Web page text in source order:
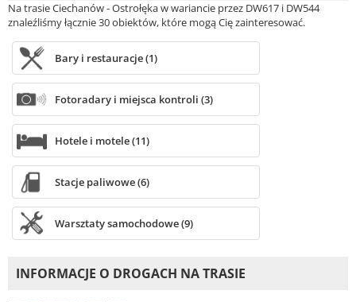
Na trasie Ciechanów - Ostrołęka w wariancie przez DW617 i DW544
znaleźliśmy łącznie 30 obiektów, które mogą Cię zainteresować.
Bary i restauracje (1)
Fotoradary i miejsca kontroli (3)
Hotele i motele (11)
Stacje paliwowe (6)
Warsztaty samochodowe (9)
INFORMACJE O DROGACH NA TRASIE